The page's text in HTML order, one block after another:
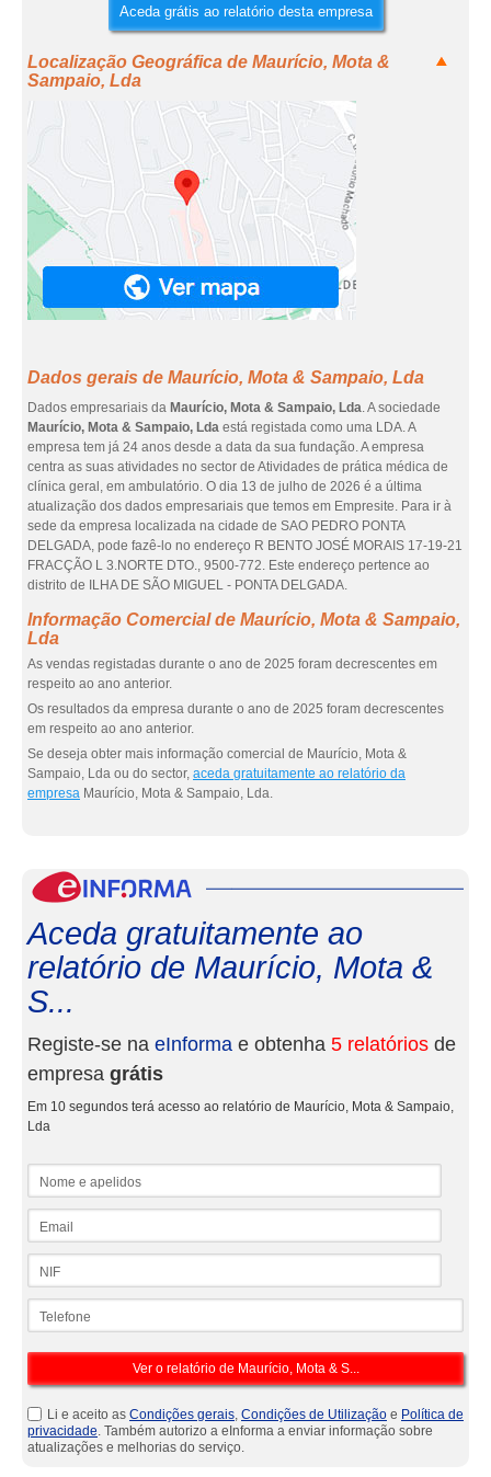
Aceda grátis ao relatório desta empresa
Localização Geográfica de Maurício, Mota &
Sampaio, Lda
Dados gerais de Maurício, Mota & Sampaio, Lda
Dados empresariais da Maurício, Mota & Sampaio, Lda. A sociedade
Maurício, Mota & Sampaio, Lda está registada como uma LDA. A
empresa tem já 24 anos desde a data da sua fundação. A empresa
centra as suas atividades no sector de Atividades de prática médica de
clínica geral, em ambulatório. O dia 13 de julho de 2026 é a última
atualização dos dados empresariais que temos em Empresite. Para ir à
sede da empresa localizada na cidade de SAO PEDRO PONTA
DELGADA, pode fazê-lo no endereço R BENTO JOSÉ MORAIS 17-19-21
FRACÇÃO L 3.NORTE DTO., 9500-772. Este endereço pertence ao
distrito de ILHA DE SÃO MIGUEL - PONTA DELGADA.
Informação Comercial de Maurício, Mota & Sampaio,
Lda
As vendas registadas durante o ano de 2025 foram decrescentes em
respeito ao ano anterior.
Os resultados da empresa durante o ano de 2025 foram decrescentes
em respeito ao ano anterior.
Se deseja obter mais informação comercial de Maurício, Mota &
Sampaio, Lda ou do sector, aceda gratuitamente ao relatório da
empresa Maurício, Mota & Sampaio, Lda.
Aceda gratuitamente ao
relatório de Maurício, Mota &
S...
Registe-se na eInforma e obtenha 5 relatórios de
empresa grátis
Em 10 segundos terá acesso ao relatório de Maurício, Mota & Sampaio,
Lda
Li e aceito as Condições gerais, Condições de Utilização e Política de
privacidade. Também autorizo a eInforma a enviar informação sobre
atualizações e melhorias do serviço.